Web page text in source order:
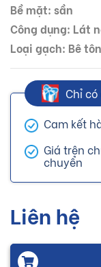
Bề mặt: sần
Công dụng: Lát
Loại gạch: Bê
Chỉ
Cam kết
Giá trên
chuyển
Liên hệ